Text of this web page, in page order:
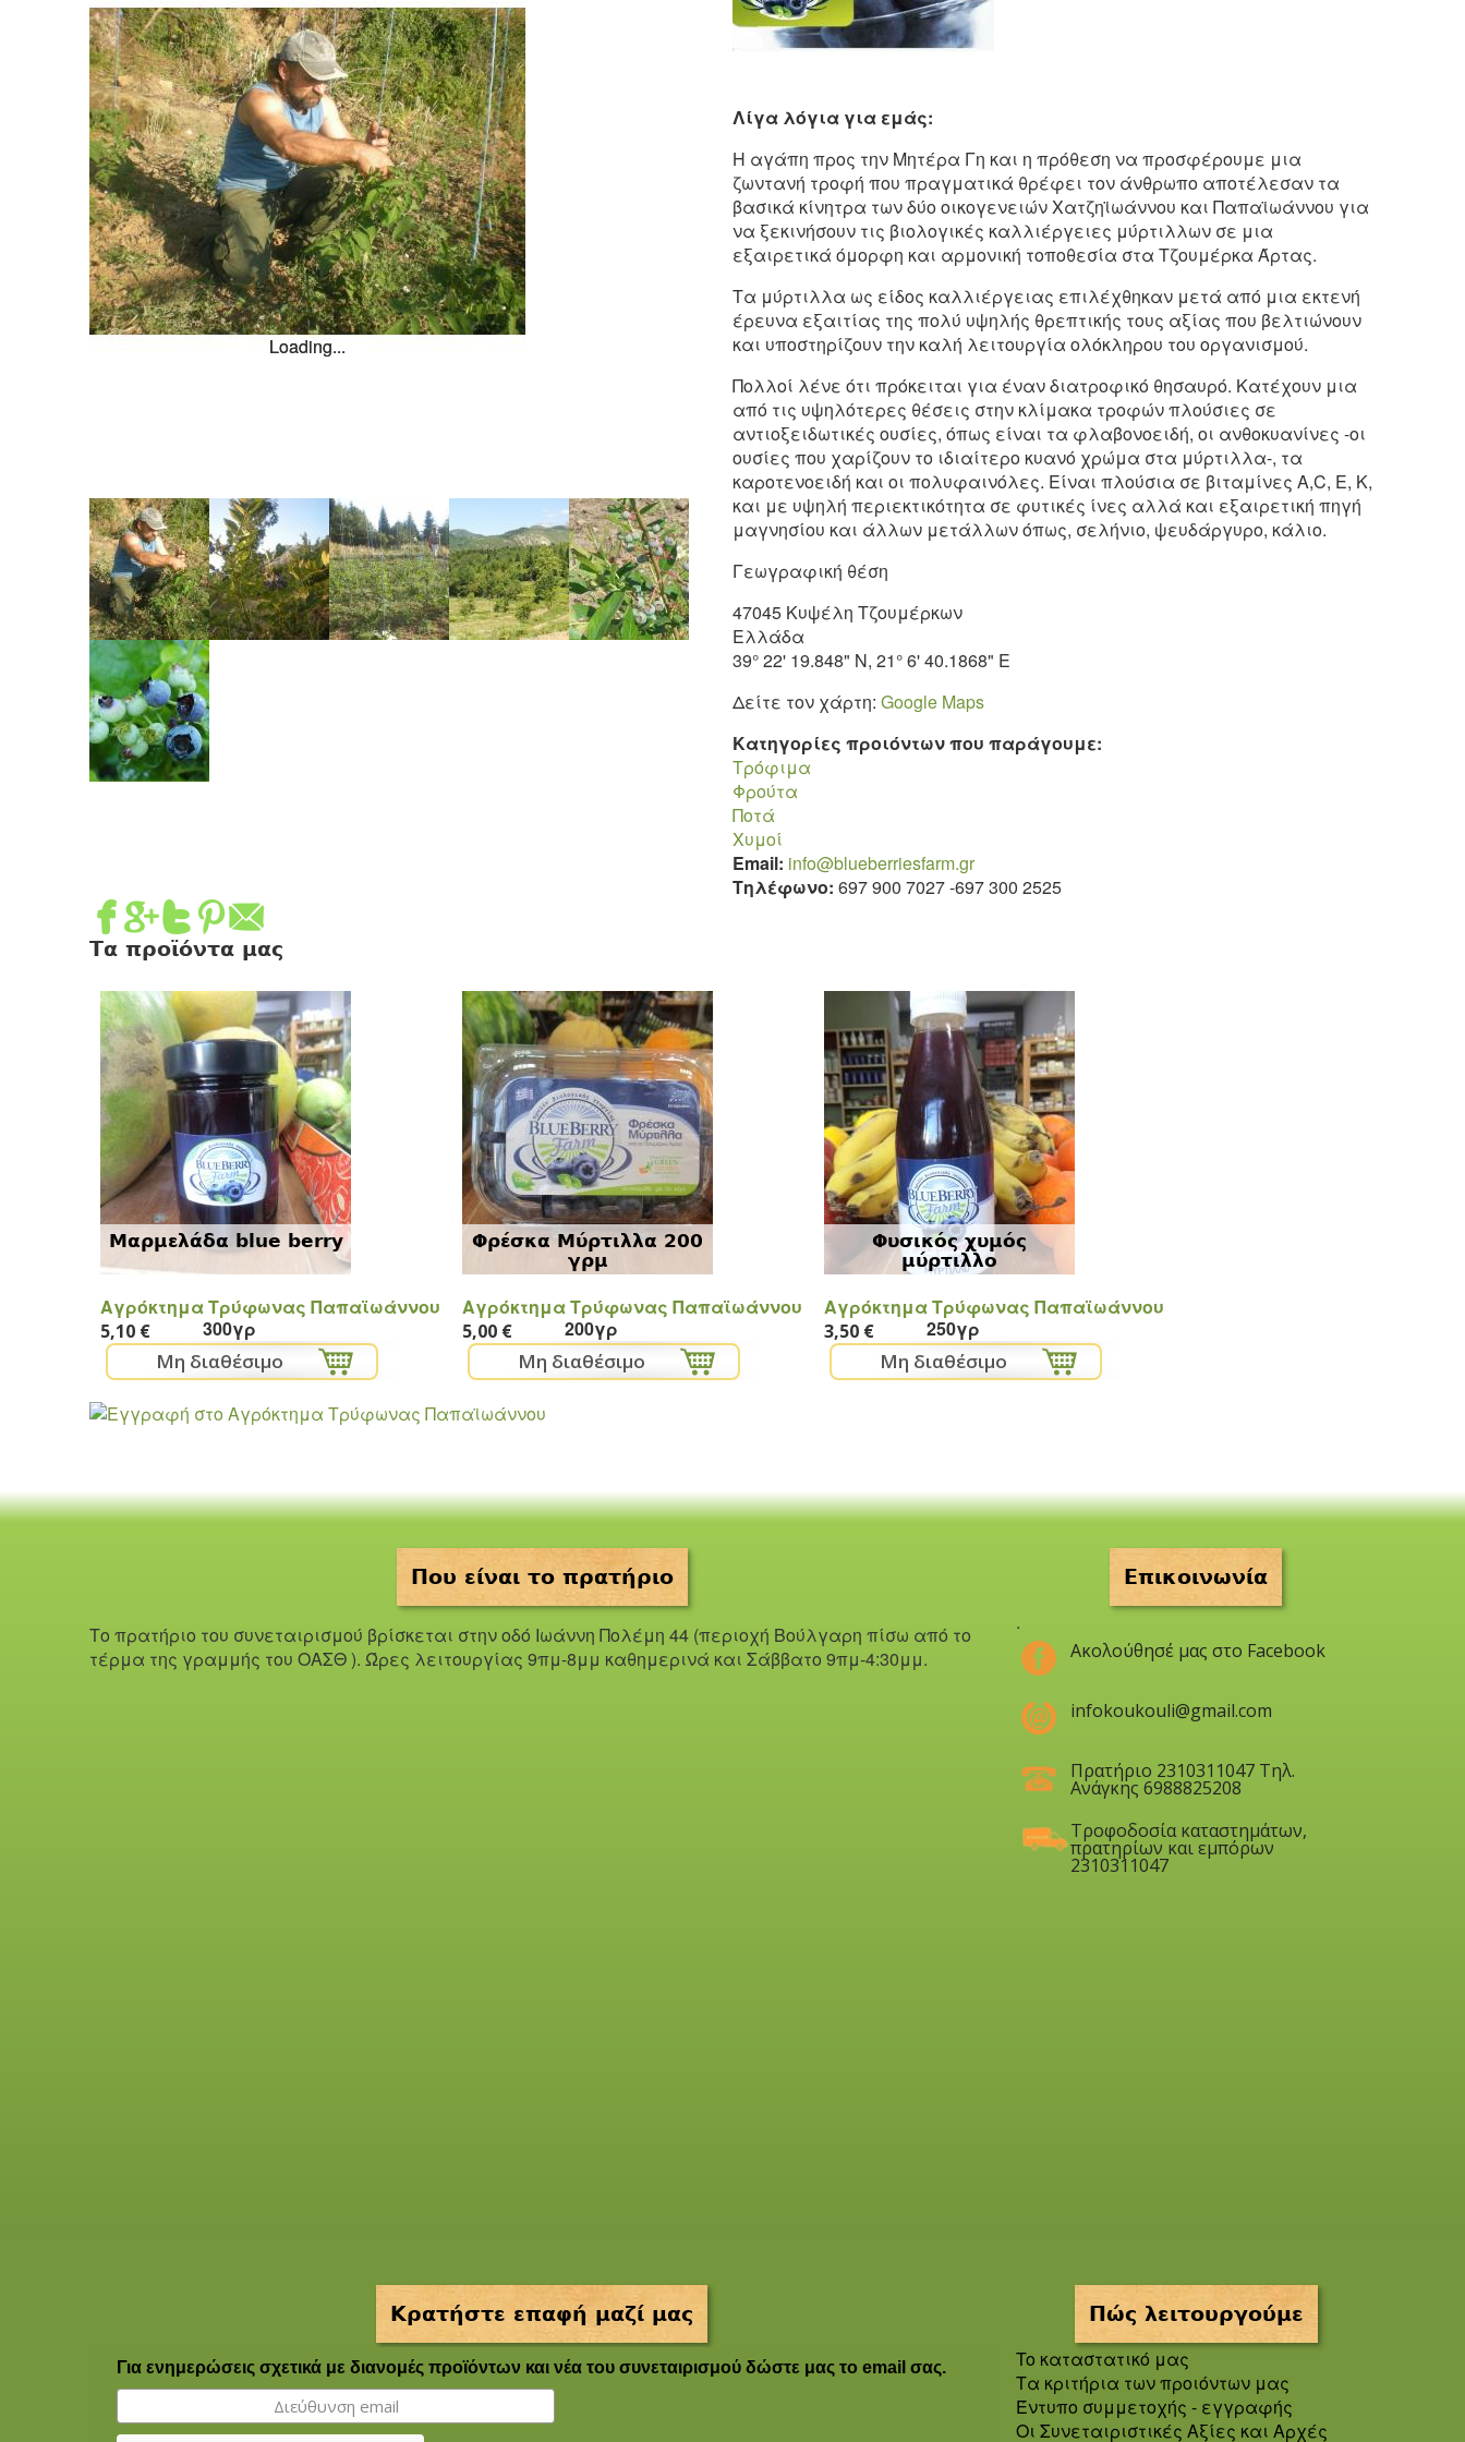
Loading...
Loading...
Λίγα λόγια για εμάς:
Η αγάπη προς την Μητέρα Γη και η πρόθεση να προσφέρουμε μια
ζωντανή τροφή που πραγματικά θρέφει τον άνθρωπο αποτέλεσαν τα
βασικά κίνητρα των δύο οικογενειών Χατζηϊωάννου και Παπαϊωάννου για
να ξεκινήσουν τις βιολογικές καλλιέργειες μύρτιλλων σε μια
εξαιρετικά όμορφη και αρμονική τοποθεσία στα Τζουμέρκα Άρτας.
Τα μύρτιλλα ως είδος καλλιέργειας επιλέχθηκαν μετά από μια εκτενή
έρευνα εξαιτίας της πολύ υψηλής θρεπτικής τους αξίας που βελτιώνουν
και υποστηρίζουν την καλή λειτουργία ολόκληρου του οργανισμού.
Πολλοί λένε ότι πρόκειται για έναν διατροφικό θησαυρό. Κατέχουν μια
από τις υψηλότερες θέσεις στην κλίμακα τροφών πλούσιες σε
αντιοξειδωτικές ουσίες, όπως είναι τα φλαβονοειδή, οι ανθοκυανίνες -οι
ουσίες που χαρίζουν το ιδιαίτερο κυανό χρώμα στα μύρτιλλα-, τα
καροτενοειδή και οι πολυφαινόλες. Είναι πλούσια σε βιταμίνες Α,C, E, Κ,
και με υψηλή περιεκτικότητα σε φυτικές ίνες αλλά και εξαιρετική πηγή
μαγνησίου και άλλων μετάλλων όπως, σελήνιο, ψευδάργυρο, κάλιο.
Γεωγραφική θέση
47045 Κυψέλη Τζουμέρκων
Ελλάδα
39° 22' 19.848" N, 21° 6' 40.1868" E
Δείτε τον χάρτη: Google Maps
Κατηγορίες προιόντων που παράγουμε:
Τρόφιμα
Φρούτα
Ποτά
Χυμοί
Email: info@blueberriesfarm.gr
Τηλέφωνο: 697 900 7027 -697 300 2525
Τα προϊόντα μας
Μαρμελάδα blue berry
Αγρόκτημα Τρύφωνας Παπαϊωάννου
5,10 € 300γρ
Φρέσκα Μύρτιλλα 200
γρμ
Αγρόκτημα Τρύφωνας Παπαϊωάννου
5,00 € 200γρ
Φυσικός χυμός
μύρτιλλο
Αγρόκτημα Τρύφωνας Παπαϊωάννου
3,50 € 250γρ
Που είναι το πρατήριο
Το πρατήριο του συνεταιρισμού βρίσκεται στην οδό Iωάννη Πολέμη 44 (περιοχή Βούλγαρη πίσω από το
τέρμα της γραμμής του ΟΑΣΘ ). Ώρες λειτουργίας 9πμ-8μμ καθημερινά και Σάββατο 9πμ-4:30μμ.
Επικοινωνία
.
Ακολούθησέ μας στο Facebook
infokoukouli@gmail.com
Πρατήριο 2310311047 Τηλ.
Ανάγκης 6988825208
Τροφοδοσία καταστημάτων,
πρατηρίων και εμπόρων
2310311047
Κρατήστε επαφή μαζί μας
Για ενημερώσεις σχετικά με διανομές προϊόντων και νέα του συνεταιρισμού δώστε μας το email σας.
Πώς λειτουργούμε
To καταστατικό μας
Τα κριτήρια των προιόντων μας
Έντυπο συμμετοχής - εγγραφής
Οι Συνεταιριστικές Αξίες και Αρχές